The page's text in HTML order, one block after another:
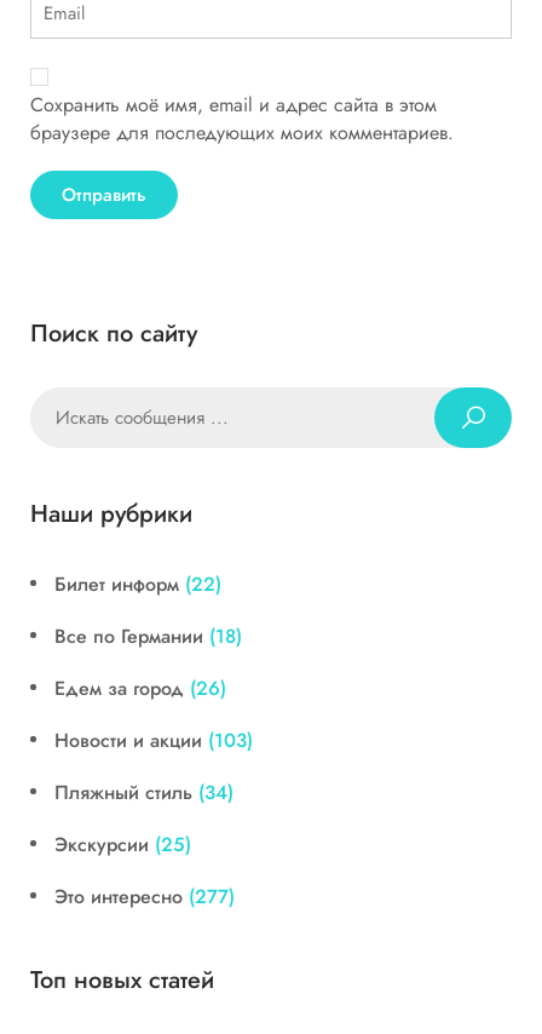
Сохранить моё имя, email и адрес сайта в этом
браузере для последующих моих комментариев.
Поиск по сайту
Наши рубрики
Билет информ (22)
Все по Германии (18)
Едем за город (26)
Новости и акции (103)
Пляжный стиль (34)
Экскурсии (25)
Это интересно (277)
Топ новых статей